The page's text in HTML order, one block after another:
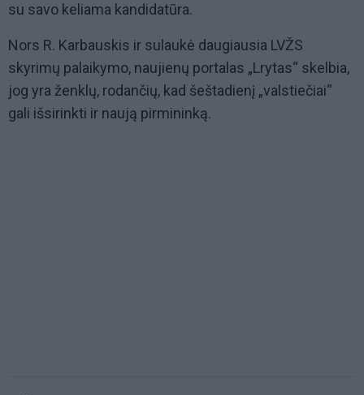
su savo keliama kandidatūra.
Nors R. Karbauskis ir sulaukė daugiausia LVŽS
skyrimų palaikymo, naujienų portalas „Lrytas“ skelbia,
jog yra ženklų, rodančių, kad šeštadienį „valstiečiai“
gali išsirinkti ir naują pirmininką.